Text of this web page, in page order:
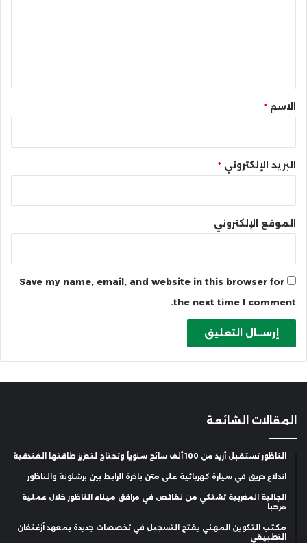
* الاسم *
البريد الإلكتروني *
الموقع الإلكتروني
Save my name, email, and website in this browser for
the next time I comment.
المقالات الشائعة
الناظور تستقبل أزيد من 100 ألف سائح سنوياً وتحتاج لتعزيز طاقتها الفندقية
اندلاع حريق في سيارة كهربائية على متن باخرة الرابط بين برشلونة والناظور
الجالية المغربية تشتكي من نقائص في مرافق ميناء الناظور خلال عملية
مرحبا
مكتب التكوين المهني يفتح التسجيل في تخصصات جديدة بمعهد أزغنغان
التطبيقي